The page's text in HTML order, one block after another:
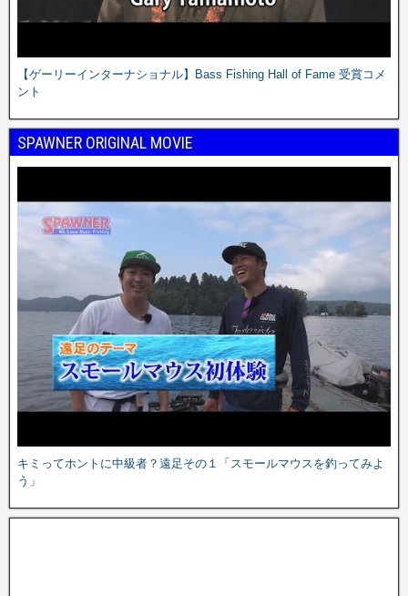
【ゲーリーインターナショナル】Bass Fishing Hall of Fame 受賞コメ
ント
SPAWNER ORIGINAL MOVIE
キミってホントに中級者？遠足その１「スモールマウスを釣ってみよ
う」